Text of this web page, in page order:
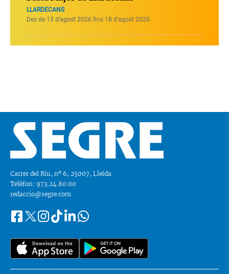
LLARDECANS
Des de 13 d’agost 2026 fins 18 d’agost 2026
Carrer del Riu, nº 6, 25007, Lleida
Telèfon: 973.24.80.00
redaccio@segre.com
Segueix-
a::
FacebookInstagram
TiktokLinkedinWhatsapp